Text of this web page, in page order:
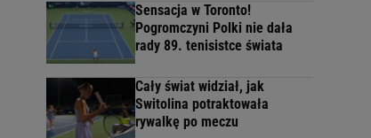
Sensacja w Toronto!
Pogromczyni Polki nie dała
rady 89. tenisistce świata
Cały świat widział, jak
Switolina potraktowała
rywalkę po meczu